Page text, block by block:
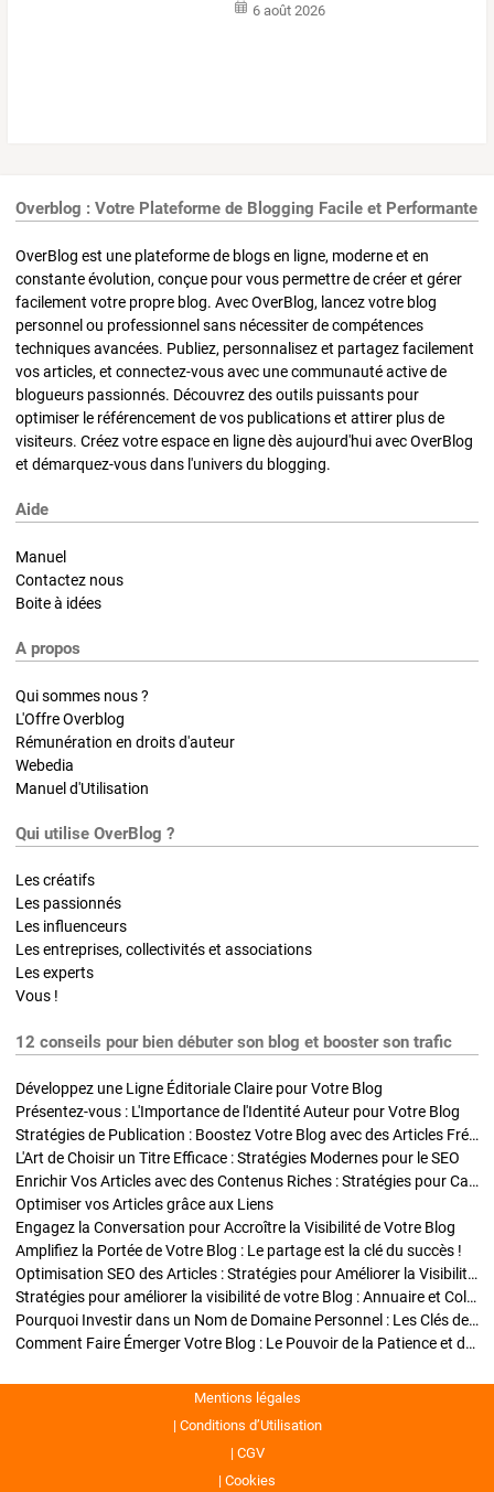
6 août 2026
Overblog : Votre Plateforme de Blogging Facile et Performante
OverBlog est une plateforme de blogs en ligne, moderne et en
constante évolution, conçue pour vous permettre de créer et gérer
facilement votre propre blog. Avec OverBlog, lancez votre blog
personnel ou professionnel sans nécessiter de compétences
techniques avancées. Publiez, personnalisez et partagez facilement
vos articles, et connectez-vous avec une communauté active de
blogueurs passionnés. Découvrez des outils puissants pour
optimiser le référencement de vos publications et attirer plus de
visiteurs. Créez votre espace en ligne dès aujourd'hui avec OverBlog
et démarquez-vous dans l'univers du blogging.
Aide
Manuel
Contactez nous
Boite à idées
A propos
Qui sommes nous ?
L'Offre Overblog
Rémunération en droits d'auteur
Webedia
Manuel d'Utilisation
Qui utilise OverBlog ?
Les créatifs
Les passionnés
Les influenceurs
Les entreprises, collectivités et associations
Les experts
Vous !
12 conseils pour bien débuter son blog et booster son trafic
Développez une Ligne Éditoriale Claire pour Votre Blog
Présentez-vous : L'Importance de l'Identité Auteur pour Votre Blog
Stratégies de Publication : Boostez Votre Blog avec des Articles Fréquents et Exclusifs
L'Art de Choisir un Titre Efficace : Stratégies Modernes pour le SEO
Enrichir Vos Articles avec des Contenus Riches : Stratégies pour Captiver et Optimiser
Optimiser vos Articles grâce aux Liens
Engagez la Conversation pour Accroître la Visibilité de Votre Blog
Amplifiez la Portée de Votre Blog : Le partage est la clé du succès !
Optimisation SEO des Articles : Stratégies pour Améliorer la Visibilité de Votre Blog
Stratégies pour améliorer la visibilité de votre Blog : Annuaire et Collaborations
Pourquoi Investir dans un Nom de Domaine Personnel : Les Clés de la Réussite de Votre Blog
Comment Faire Émerger Votre Blog : Le Pouvoir de la Patience et de la Persévérance
Mentions légales
Conditions d’Utilisation
CGV
Cookies